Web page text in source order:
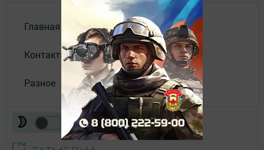
Главная
Контакты
Разное